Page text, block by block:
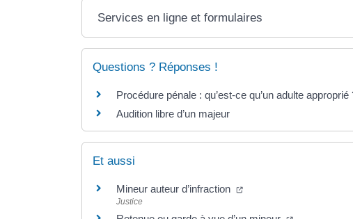
Services en ligne et formulaires
Questions ? Réponses !
Procédure pénale : qu’est-ce qu’un adulte approprié
Audition libre d’un majeur
Et aussi
Mineur auteur d’infraction (ouverture dans un
Justice